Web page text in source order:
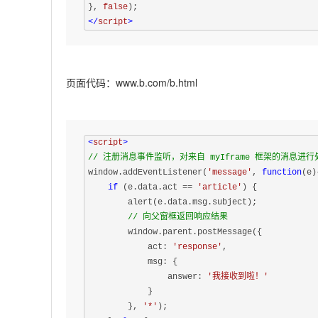
}, false
</script>
页面代码：www.b.com/b.html
<script>
// 注册消息事件监听，对来自 myIframe 框架的消息进行
window.addEventListener( 'message' , function(e)
if (e.data.act == 'article' ) {
// 向父窗框返回响应结果
            act:
'response' ,
                answer:
'我接收到啦！'
        },
'*' );